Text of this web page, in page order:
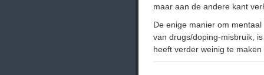
maar aan de andere kant
De enige manier om
van drugs/doping-misbruik,
heeft verder weinig te